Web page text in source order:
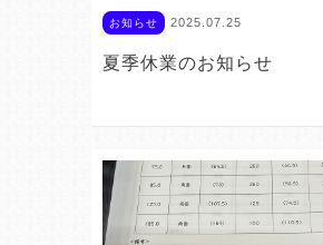
お知らせ 2025.07.25
夏季休業のお知らせ